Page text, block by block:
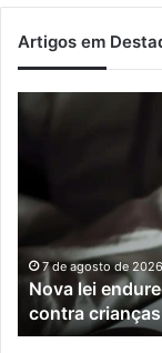
Artigos em
para
crimes
sexuais
online
contra
crianças
e
7 de agosto de 2026
Nova lei
contra